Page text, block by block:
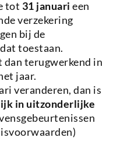
tot 31 januari een
verzekering
bij de
toestaan.
dan terugwerkend in
jaar.
veranderen, dan is
in uitzonderlijke